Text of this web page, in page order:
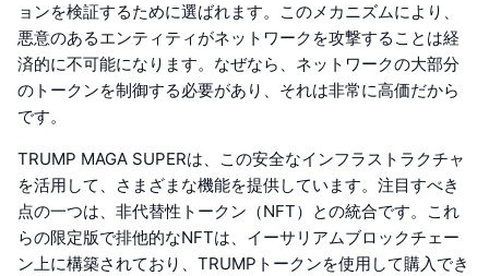
ョンを検証するために選ばれます。このメカニズムにより、
悪意のあるエンティティがネットワークを攻撃することは経
済的に不可能になります。なぜなら、ネットワークの大部分
のトークンを制御する必要があり、それは非常に高価だから
です。
TRUMP MAGA SUPERは、この安全なインフラストラクチャ
を活用して、さまざまな機能を提供しています。注目すべき
点の一つは、非代替性トークン（NFT）との統合です。これ
らの限定版で排他的なNFTは、イーサリアムブロックチェー
ン上に構築されており、TRUMPトークンを使用して購入でき